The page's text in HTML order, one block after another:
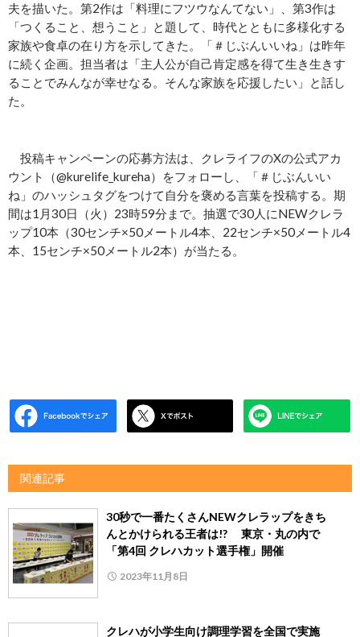
夫を描いた。第2作は「料理にフツウなんてない」、第3作は
「つくること、想うこと」と題して、時代とともに多様化する
家族や食卓の在り方を示してきた。「＃じぶんいいね」は昨年
に続く企画。担当者は「主人公が自己肯定感を得て生き生きす
ることでみんなが幸せなる。そんな家族を応援したい」と話し
た。
投稿キャンペーンの応募方法は、クレライフのXの公式アカ
ウント（@kurelife_kureha）をフォローし、「＃じぶんいい
ね」のハッシュタグをつけて自分を褒める言葉を投稿する。期
間は1月30日（火）23時59分まで。抽選で30人にNEWクレラ
ップ10本（30センチ×50メートル4本、22センチ×50メートル4
本、15センチ×50メートル2本）が当たる。
関連記事
30秒で一番たくさんNEWクレラップをきち
んとかけられる王者は!? 東京・丸の内で
「第4回 クレハカット選手権」開催
2023年11月8日
クレハが小学生向け調理学習を全国で実施